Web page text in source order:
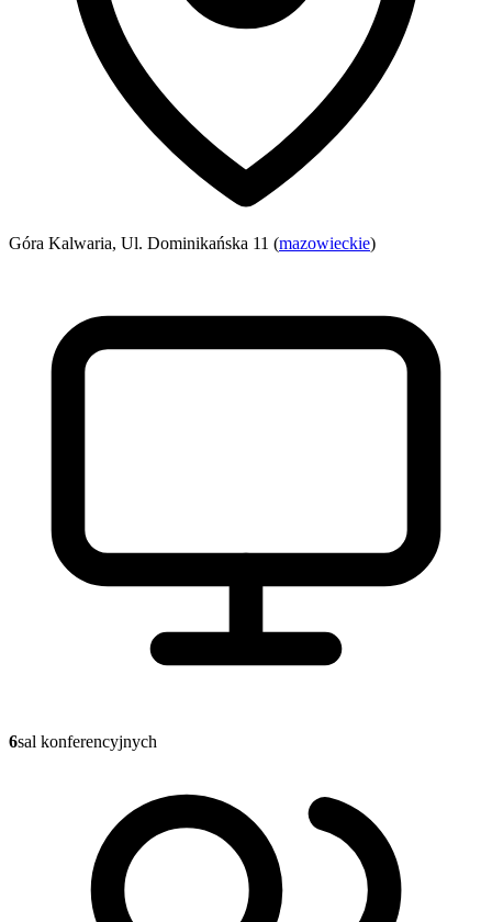
Góra Kalwaria, Ul. Dominikańska 11 (mazowieckie)
6sal konferencyjnych